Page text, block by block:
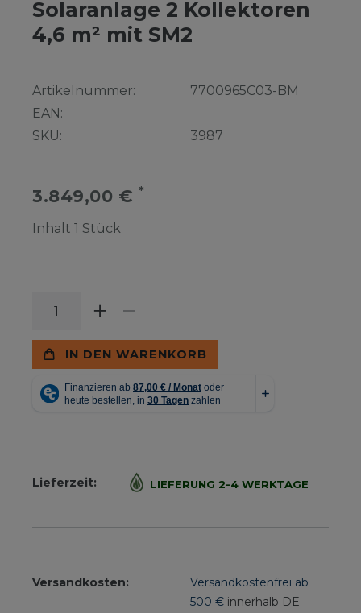
Solaranlage 2 Kollektoren
4,6 m² mit SM2
Artikelnummer:
EAN:
SKU:
7700965C03-BM
3987
3.849,00 € *
Inhalt 1 Stück
IN DEN WARENKORB
Lieferzeit: LIEFERUNG 2-4 WERKTAGE
Versandkosten:
Versandkostenfrei ab
500 € innerhalb DE